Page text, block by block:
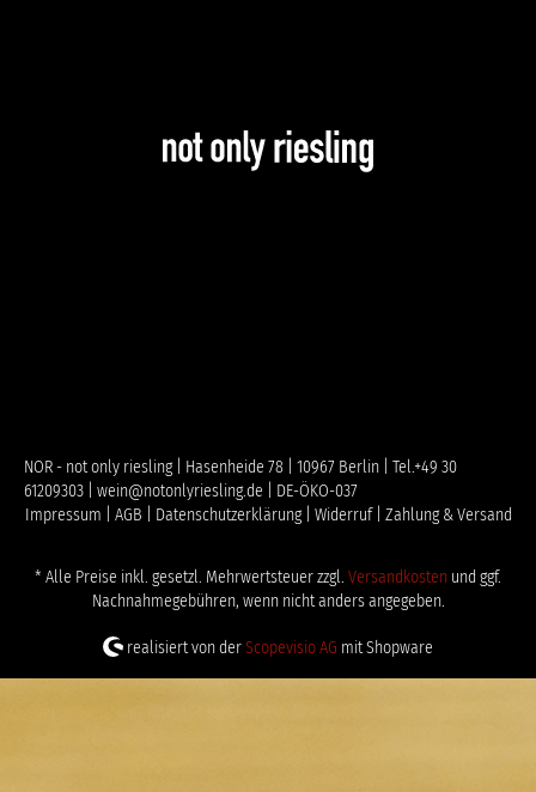
NOR - not only riesling | Hasenheide 78 | 10967 Berlin | Tel.+49 30
61209303 | wein@notonlyriesling.de | DE-ÖKO-037
Impressum | AGB | Datenschutzerklärung | Widerruf | Zahlung & Versand
* Alle Preise inkl. gesetzl. Mehrwertsteuer zzgl. Versandkosten und ggf.
Nachnahmegebühren, wenn nicht anders angegeben.
realisiert von derScopevisio AG mit Shopware